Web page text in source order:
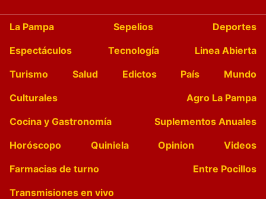
La Pampa Sepelios
Deportes
Espectáculos
Tecnología
Linea Abierta
Turismo
Salud Edictos País
Mundo
Culturales
Agro La Pampa
Cocina y Gastronomía
Suplementos Anuales
Horóscopo
Quiniela Opinion
Videos
Farmacias de turno
Entre Pocillos
Transmisiones en vivo